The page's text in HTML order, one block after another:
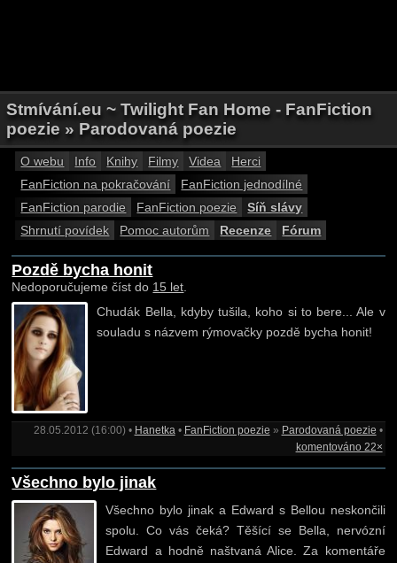
Stmívání.eu ~ Twilight Fan Home - FanFiction
poezie » Parodovaná poezie
O webu Info Knihy Filmy Videa
Herci
FanFiction na pokračování
FanFiction jednodílné
FanFiction parodie
FanFiction poezie
Síň slávy
Shrnutí povídek
Pomoc autorům Recenze Fórum
Pozdě bycha honit
Nedoporučujeme číst do 15 let
Chudák Bella, kdyby tušila, koho si to bere... Ale v
souladu s názvem rýmovačky pozdě bycha honit!
28.05.2012 (16:00) • Hanetka• FanFiction poezie » Parodovaná poezie •
komentováno 22×
Všechno bylo jinak
Všechno bylo jinak a Edward s Bellou neskončili
spolu. Co vás čeká? Těšící se Bella, nervózní
Edward a hodně naštvaná Alice. Za komentáře